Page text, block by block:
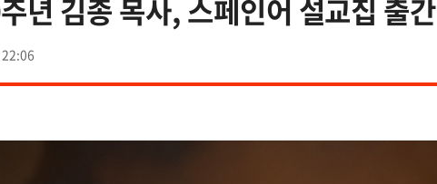
년 김종 목사, 스페인어 설교집 출간